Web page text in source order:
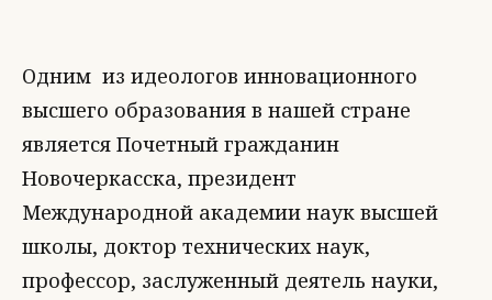
Одним из идеологов инновационного
высшего образования в нашей стране
является Почетный гражданин
Новочеркасска, президент
Международной академии наук высшей
школы, доктор технических наук,
профессор, заслуженный деятель науки,